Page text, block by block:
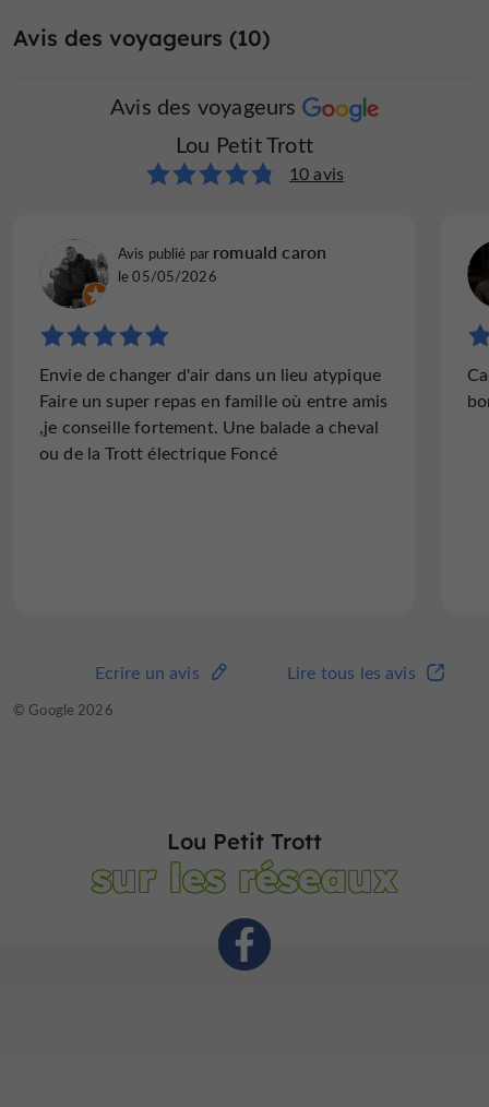
Avis des voyageurs (10)
Avis des voyageurs
Lou Petit Trott
10 avis
Avis publié par romuald caron
le 05/05/2026
Envie de changer d'air dans un lieu atypique
Faire un super repas en famille où entre amis
,je conseille fortement. Une balade a cheval
ou de la Trott électrique Foncé
Lire tous les avis
Ecrire un avis
© Google 2026
Lou Petit Trott
sur les réseaux